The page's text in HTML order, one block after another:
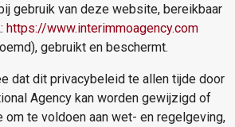
gebruik van deze website, bereikbaar
https://www.interimmoagency.com
gebruikt en beschermt.
dat dit privacybeleid te allen tijde door
Agency kan worden gewijzigd of
om te voldoen aan wet- en regelgeving,